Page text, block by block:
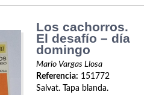
Los cachorros.
El desafío – día
domingo
Mario Vargas Llosa
Referencia: 151772
Salvat. Tapa blanda.